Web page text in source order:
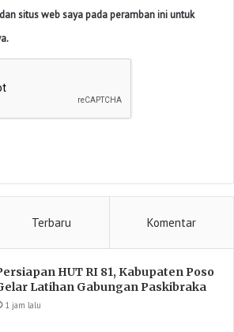
situs web saya pada peramban ini untuk
Terbaru Komentar
HUT RI 81, Kabupaten Poso
Latihan Gabungan Paskibraka
1 jam lalu